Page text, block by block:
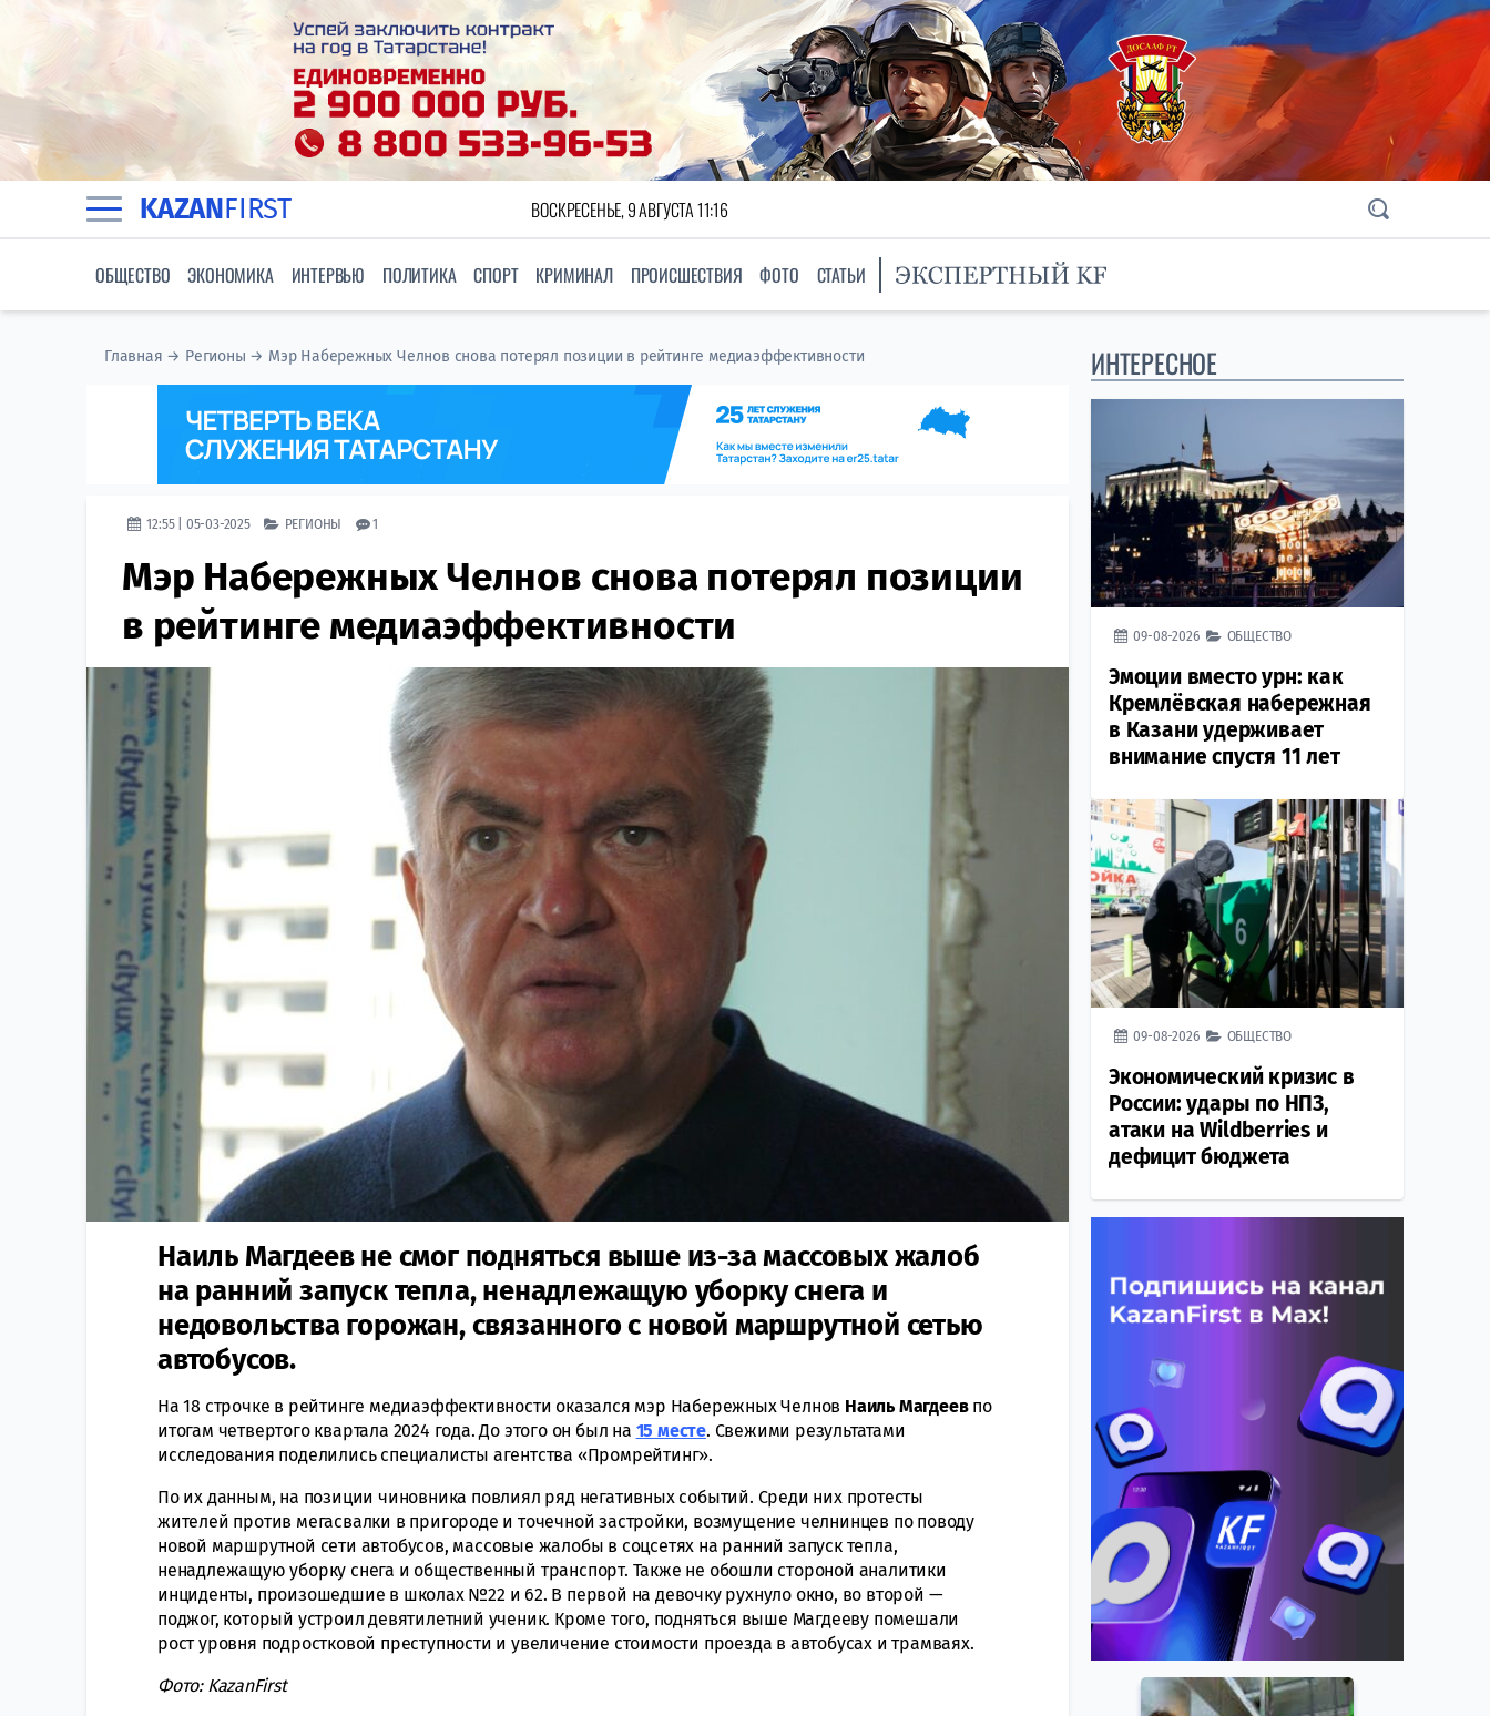
KAZANFIRST ВОСКРЕСЕНЬЕ, 9 АВГУСТА 11:16
ОБЩЕСТВО ЭКОНОМИКА ИНТЕРВЬЮ ПОЛИТИКА СПОРТ КРИМИНАЛ ПРОИСШЕСТВИЯ ФОТО СТАТЬИ
Главная → Регионы → Мэр Набережных Челнов снова потерял позиции в рейтинге медиаэффективности
12:55 | 05-03-2025 РЕГИОНЫ 1
Мэр Набережных Челнов снова потерял позиции
в рейтинге медиаэффективности
Наиль Магдеев не смог подняться выше из-за массовых жалоб
на ранний запуск тепла, ненадлежащую уборку снега и
недовольства горожан, связанного с новой маршрутной сетью
автобусов.
На 18 строчке в рейтинге медиаэффективности оказался мэр Набережных Челнов Наиль Магдеевпо
итогам четвертого квартала 2024 года. До этого он был на 15 месте. Свежими результатами
исследования поделились специалисты агентства «Промрейтинг».
По их данным, на позиции чиновника повлиял ряд негативных событий. Среди них протесты
жителей против мегасвалки в пригороде и точечной застройки, возмущение челнинцев по поводу
новой маршрутной сети автобусов, массовые жалобы в соцсетях на ранний запуск тепла,
ненадлежащую уборку снега и общественный транспорт. Также не обошли стороной аналитики
инциденты, произошедшие в школах №22 и 62. В первой на девочку рухнуло окно, во второй —
поджог, который устроил девятилетний ученик. Кроме того, подняться выше Магдееву помешали
рост уровня подростковой преступности и увеличение стоимости проезда в автобусах и трамваях.
Фото: KazanFirst
ИНТЕРЕСНОЕ
09-08-2026 ОБЩЕСТВО
Эмоции вместо урн: как
Кремлёвская набережная
в Казани удерживает
внимание спустя 11 лет
09-08-2026 ОБЩЕСТВО
Экономический кризис в
России: удары по НПЗ,
атаки на Wildberries и
дефицит бюджета